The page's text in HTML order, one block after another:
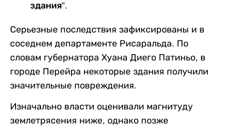
здания”.
Серьезные последствия зафиксированы и в
соседнем департаменте Рисаральда. По
словам губернатора Хуана Диего Патиньо, в
городе Перейра некоторые здания получили
значительные повреждения.
Изначально власти оценивали магнитуду
землетрясения ниже, однако позже